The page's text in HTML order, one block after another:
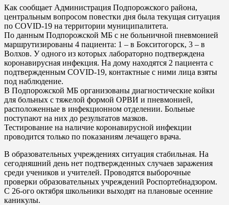
Как сообщает Администрация Подпорожского района,
центральным вопросом повестки дня была текущая ситуация
по COVID-19 на территории муниципалитета.
По данным Подпорожской МБ с не больничной пневмонией
маршрутизированы 4 пациента: 1 – в Бокситогорск, 3 – в
Волхов. У одного из которых лабораторно подтверждена
коронавирусная инфекция. На дому находятся 2 пациента с
подтвержденным COVID-19, контактные с ними лица взяты
под наблюдение.
В Подпорожской МБ организованы диагностические койки
для больных с тяжелой формой ОРВИ и пневмонией,
расположенные в инфекционном отделении. Больные
поступают на них до результатов мазков.
Тестирование на наличие коронавирусной инфекции
проводится только по показаниям лечащего врача.
В образовательных учреждениях ситуация стабильная. На
сегодняшний день нет подтвержденных случаев заражения
среди учеников и учителей. Проводятся выборочные
проверки образовательных учреждений Роспортебнадзором.
С 26-ого октября школьники выходят на плановые осенние
каникулы.